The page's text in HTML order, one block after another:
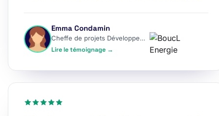
Emma Condamin
Cheffe de projets Développement
Lire le témoignage →